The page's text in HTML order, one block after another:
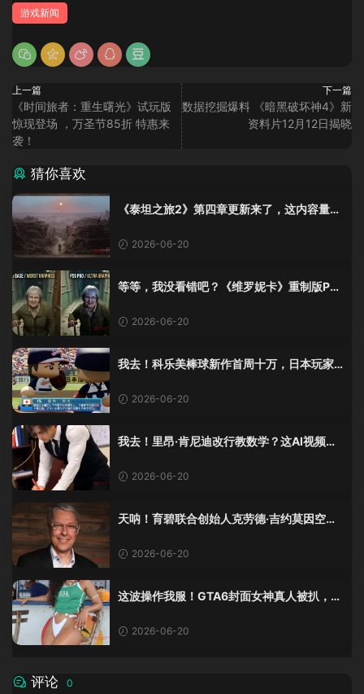
游戏新闻
上一篇
《时间旅者：重生曙光》试玩版
惊现登场 ，万圣节85折 特惠来
袭！
下一篇
数据挖掘爆料 《暗黑破坏神4》新
资料片12月12日揭晓
猜你喜欢
《泰坦之旅2》第四章更新来了，这内容量感
2026-06-20
等等，我没看错吧？《维罗妮卡》重制版PS
2026-06-20
我去！科乐美棒球新作首周十万，日本玩家
2026-06-20
我去！里昂·肯尼迪改行教数学？这AI视频全
2026-06-20
天呐！育碧联合创始人克劳德·吉约莫因空难
2026-06-20
这波操作我服！GTA6封面女神真人被扒，网
2026-06-20
评论 0